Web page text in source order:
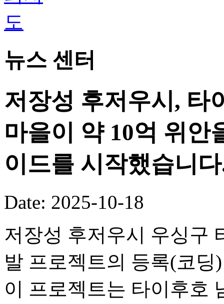
뉴스 센터
저장성 후저우시, 타
마을이 약 10억 위안
이드를 시작했습니
Date: 2025-10-18
저장성 후저우시 우싱구
발 프로젝트의 등록(코
이 프로젝트는 타이후호